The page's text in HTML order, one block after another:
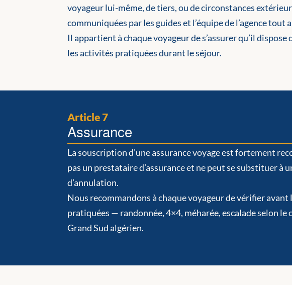
voyageur lui-même, de tiers, ou de circonstances
communiquées par les guides et l’équipe de l’agence tout
Il appartient à chaque voyageur de s’assurer qu’il
les activités pratiquées durant le séjour.
Article 7
Assurance
La souscription d’une assurance voyage est fortement
pas un prestataire d’assurance et ne peut se substituer à
d’annulation.
Nous recommandons à chaque voyageur de vérifier
pratiquées — randonnée, 4×4, méharée, escalade selon
Grand Sud algérien.